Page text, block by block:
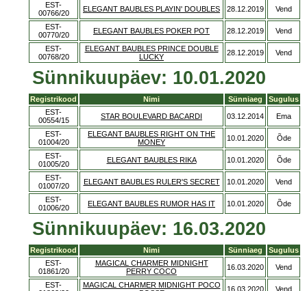
EST-
00766/20
ELEGANT BAUBLES PLAYIN' DOUBLES 28.12.2019 Vend
EST-
00770/20
ELEGANT BAUBLES POKER POT 28.12.2019 Vend
EST-
00768/20
ELEGANT BAUBLES PRINCE DOUBLE
LUCKY
28.12.2019 Vend
Sünnikuupäev: 10.01.2020
Registrikood Nimi Sünniaeg
Sugulus
EST-
00554/15
STAR BOULEVARD BACARDI 03.12.2014 Ema
EST-
01004/20
ELEGANT BAUBLES RIGHT ON THE
MONEY
10.01.2020 Õde
EST-
01005/20
ELEGANT BAUBLES RIKA 10.01.2020 Õde
EST-
01007/20
ELEGANT BAUBLES RULER'S SECRET 10.01.2020 Vend
EST-
01006/20
ELEGANT BAUBLES RUMOR HAS IT 10.01.2020 Õde
Sünnikuupäev: 16.03.2020
Registrikood Nimi Sünniaeg
Sugulus
EST-
01861/20
MAGICAL CHARMER MIDNIGHT
PERRY COCO
16.03.2020 Vend
EST-
MAGICAL CHARMER MIDNIGHT POCO
16.03.2020 Vend